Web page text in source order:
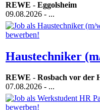
REWE - Eggolsheim
09.08.2026 - ...
Haustechniker
REWE - Rosbach vor der
07.08.2026 - ...